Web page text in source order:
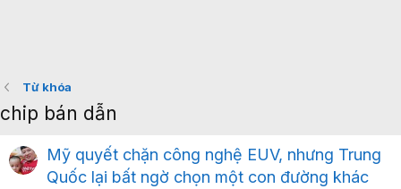
Từ khóa
chip bán dẫn
Mỹ quyết chặn công nghệ EUV, nhưng Trung
Quốc lại bất ngờ chọn một con đường khác